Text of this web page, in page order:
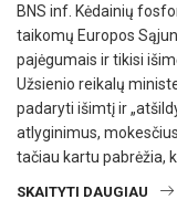
BNS inf. Kėdainių
taikomų Europos
pajėgumais ir tikisi
Užsienio reikalų
padaryti išimtį ir
atlyginimus,
tačiau kartu pabrėžia,
SKAITYTI DAUGIAU